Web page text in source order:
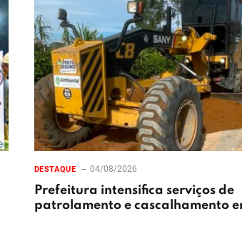
DESTAQUE 04/08/2026
Prefeitura intensifica serviços de
patrolamento e cascalhamento